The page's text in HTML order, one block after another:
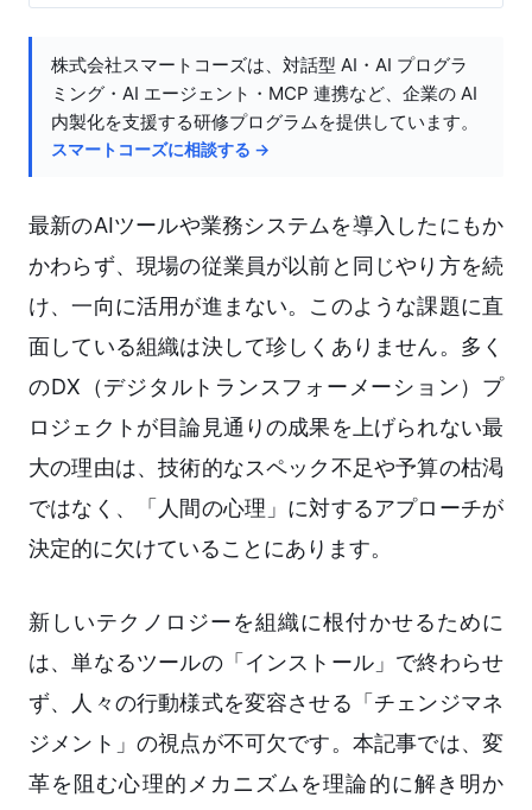
株式会社スマートコーズは、対話型 AI・AI プログラ
ミング・AI エージェント・MCP 連携など、企業の AI
内製化を支援する研修プログラムを提供しています。
スマートコーズに相談する →
最新のAIツールや業務システムを導入したにもか
かわらず、現場の従業員が以前と同じやり方を続
け、一向に活用が進まない。このような課題に直
面している組織は決して珍しくありません。多く
のDX（デジタルトランスフォーメーション）プ
ロジェクトが目論見通りの成果を上げられない最
大の理由は、技術的なスペック不足や予算の枯渇
ではなく、「人間の心理」に対するアプローチが
決定的に欠けていることにあります。
新しいテクノロジーを組織に根付かせるために
は、単なるツールの「インストール」で終わらせ
ず、人々の行動様式を変容させる「チェンジマネ
ジメント」の視点が不可欠です。本記事では、変
革を阻む心理的メカニズムを理論的に解き明か